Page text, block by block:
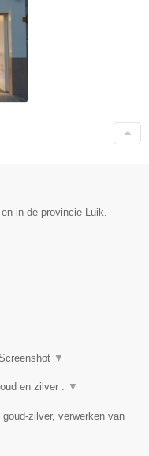
in de provincie Luik.
▼
en zilver . ▼
zilver, verwerken van